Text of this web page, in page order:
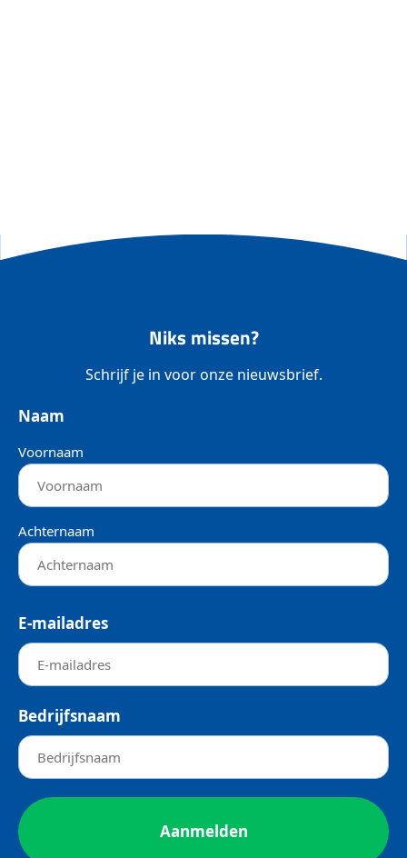
Niks missen?
Schrijf je in voor onze nieuwsbrief.
Naam
Voornaam
Achternaam
E-mailadres
Bedrijfsnaam